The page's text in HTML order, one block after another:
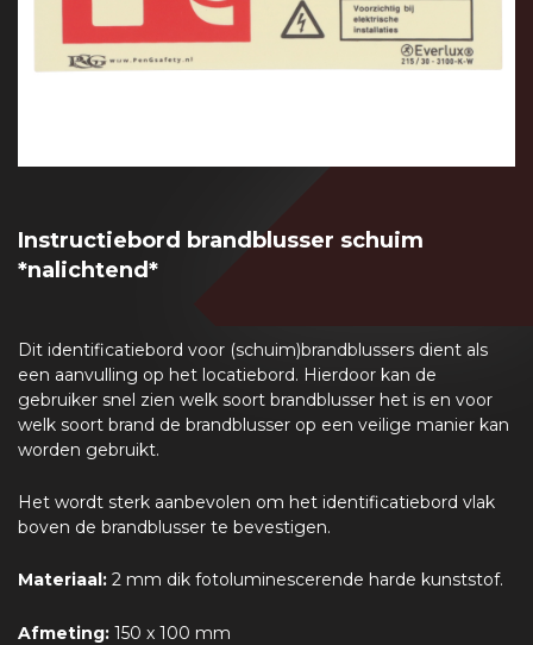
Instructiebord brandblusser schuim
*nalichtend*
Dit identificatiebord voor (schuim)brandblussers dient als
een aanvulling op het locatiebord. Hierdoor kan de
gebruiker snel zien welk soort brandblusser het is en voor
welk soort brand de brandblusser op een veilige manier kan
worden gebruikt.
Het wordt sterk aanbevolen om het identificatiebord vlak
boven de brandblusser te bevestigen.
Materiaal: 2 mm dik fotoluminescerende harde kunststof.
Afmeting: 150 x 100 mm